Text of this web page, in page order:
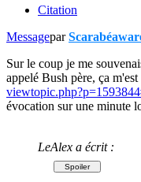
Citation
Messagepar
Sur le coup je me
appelé Bush père, ça
évocation sur une minute
LeAlex a écrit :